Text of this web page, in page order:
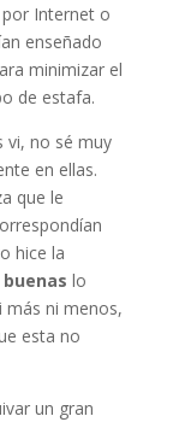
Internet o
enseñado
minimizar el
de estafa.
vi, no sé muy
en ellas.
que le
hice la
lo
más ni menos,
esta no
un gran